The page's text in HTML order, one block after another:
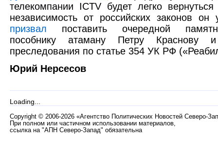
телекомпании ICTV будет легко
независимость от российских законов он
призвал поставить очередной
пособнику атаману Петру Краснову
преследования по статье 354 УК РФ
Юрий Нерсесов
Loading...
Copyright © 2006-2026 «Агентство Политических Новостей Северо-
При полном или частичном использовании материалов,
ссылка на "АПН Северо-Запад" обязательна